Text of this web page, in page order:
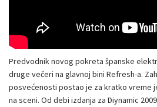
Predvodnik novog pokreta španske
druge večeri na glavnoj bini Refresh-a.
posvećenosti postao je za kratko vreme
na sceni. Od debi izdanja za Diynamic